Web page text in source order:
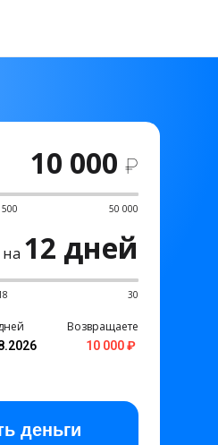
10 000 ₽
50 000
на 12 дней
30
Возвращаете
10 000 ₽
деньги